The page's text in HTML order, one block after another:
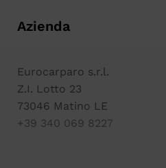
Azienda
Eurocarparo s.r.l.
Z.I. Lotto 23
73046 Matino LE
+39 340 069 8227